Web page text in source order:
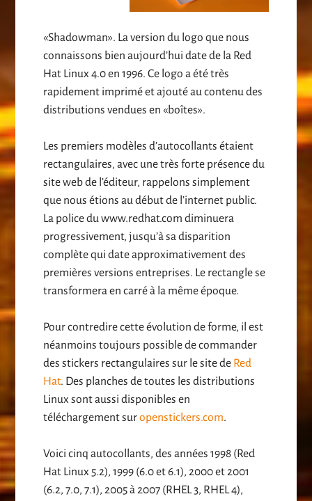
«Shadowman». La version du logo que nous
connaissons bien aujourd’hui date de la Red
Hat Linux 4.0 en 1996. Ce logo a été très
rapidement imprimé et ajouté au contenu des
distributions vendues en «boîtes».
Les premiers modèles d’autocollants étaient
rectangulaires, avec une très forte présence du
site web de l’éditeur, rappelons simplement
que nous étions au début de l’internet public.
La police du www.redhat.com diminuera
progressivement, jusqu’à sa disparition
complète qui date approximativement des
premières versions entreprises. Le rectangle se
transformera en carré à la même époque.
Pour contredire cette évolution de forme, il est
néanmoins toujours possible de commander
des stickers rectangulaires sur le site de Red
Hat. Des planches de toutes les distributions
Linux sont aussi disponibles en
téléchargement suropenstickers.com.
Voici cinq autocollants, des années 1998 (Red
Hat Linux 5.2), 1999 (6.0 et 6.1), 2000 et 2001
(6.2, 7.0, 7.1), 2005 à 2007 (RHEL 3, RHEL 4),